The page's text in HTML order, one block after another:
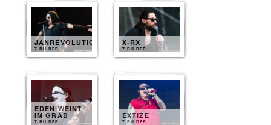
JANREVOLUTION
7 BILDER
X-RX
7 BILDER
EDEN WEINT
IM GRAB
7 BILDER
EXTIZE
7 BILDER